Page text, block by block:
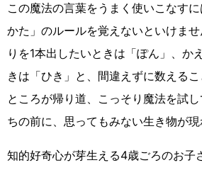
この魔法の言葉をうまく使いこなす
かた」のルールを覚えないといけま
りを1本出したいときは「ぽん」、か
きは「ひき」と、間違えずに数えるこ
ところが帰り道、こっそり魔法を試
ちの前に、思ってもみない生き物が
知的好奇心が芽生える4歳ごろのお子